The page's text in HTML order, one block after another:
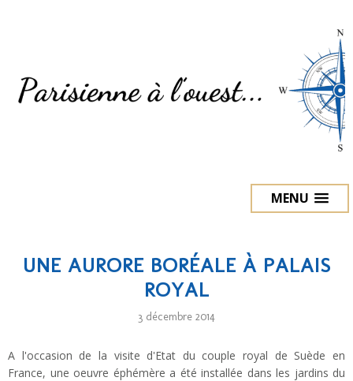
MENU
UNE AURORE BORÉALE À PALAIS
ROYAL
3 décembre 2014
A l'occasion de la visite d'Etat du couple royal de Suède en
France, une oeuvre éphémère a été installée dans les jardins du